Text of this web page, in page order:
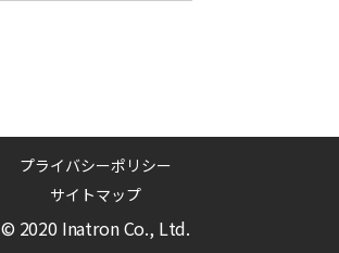
プライバシーポリシー
サイトマップ
© 2020 Inatron Co., Ltd.